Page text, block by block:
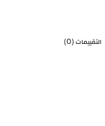
التقييمات (0)